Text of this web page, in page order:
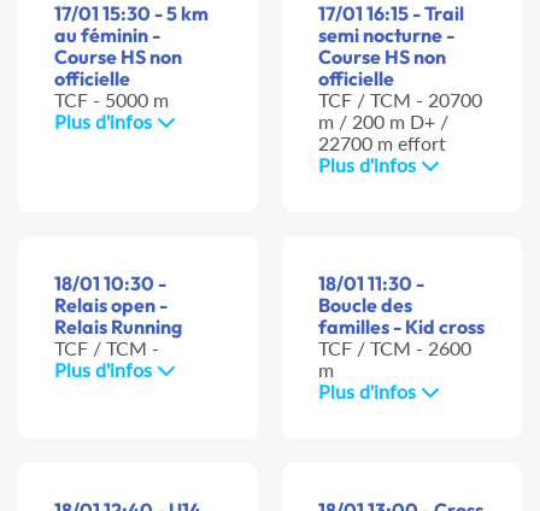
17/01 15:30 - 5 km
au féminin -
Course HS non
officielle
TCF - 5000 m
Plus d'infos
17/01 16:15 - Trail
semi nocturne -
Course HS non
officielle
TCF / TCM - 20700
m / 200 m D+ /
22700 m effort
Plus d'infos
18/01 10:30 -
Relais open -
Relais Running
TCF / TCM -
Plus d'infos
18/01 11:30 -
Boucle des
familles - Kid cross
TCF / TCM - 2600
m
Plus d'infos